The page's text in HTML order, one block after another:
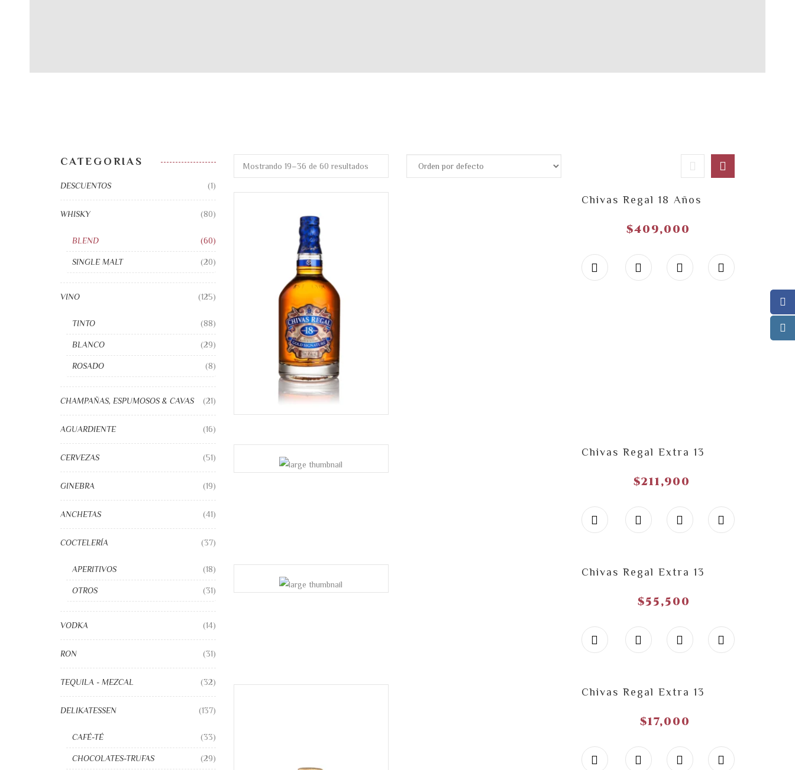
Mostrando 19–36 de 60 resultados
Chivas Regal 18 Años
$409,000
Chivas Regal Extra 13
$211,900
Chivas Regal Extra 13
$55,500
Chivas Regal Extra 13
$17,000
CATEGORIAS
DESCUENTOS (1)
WHISKY (80)
BLEND (60)
SINGLE MALT (20)
VINO (125)
TINTO (88)
BLANCO (29)
ROSADO (8)
CHAMPAÑAS, ESPUMOSOS & CAVAS (21)
AGUARDIENTE (16)
CERVEZAS (51)
GINEBRA (19)
ANCHETAS (41)
COCTELERÍA (37)
APERITIVOS (18)
OTROS (31)
VODKA (14)
RON (31)
TEQUILA - MEZCAL (32)
DELIKATESSEN (137)
CAFÉ-TÉ (33)
CHOCOLATES-TRUFAS (29)